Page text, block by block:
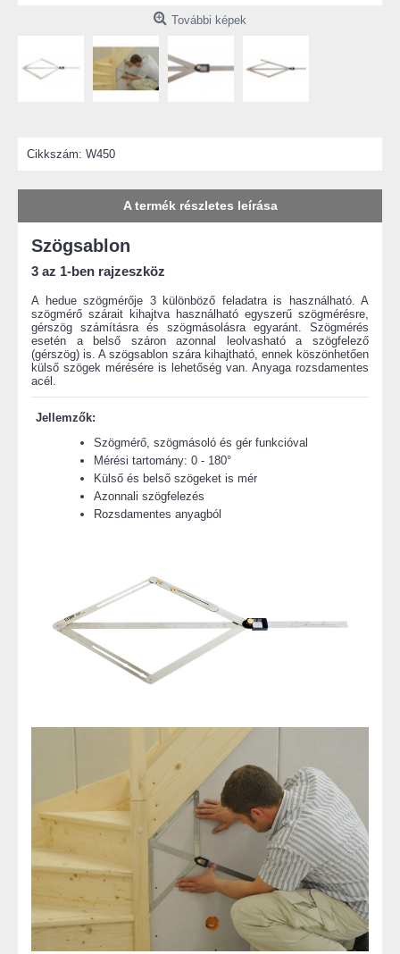
További képek
Cikkszám: W450
A termék részletes leírása
Szögsablon
3 az 1-ben rajzeszköz
A hedue szögmérője 3 különböző feladatra is használható. A
szögmérő szárait kihajtva használható egyszerű szögmérésre,
gérszög számításra és szögmásolásra egyaránt. Szögmérés
esetén a belső száron azonnal leolvasható a szögfelező
(gérszög) is. A szögsablon szára kihajtható, ennek köszönhetően
külső szögek mérésére is lehetőség van. Anyaga rozsdamentes
acél.
Jellemzők:
Szögmérő, szögmásoló és gér funkcióval
Mérési tartomány: 0 - 180°
Külső és belső szögeket is mér
Azonnali szögfelezés
Rozsdamentes anyagból